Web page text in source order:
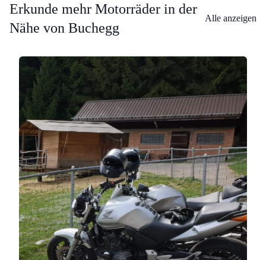
Erkunde mehr Motorräder in der
Nähe von Buchegg
Alle anzeigen